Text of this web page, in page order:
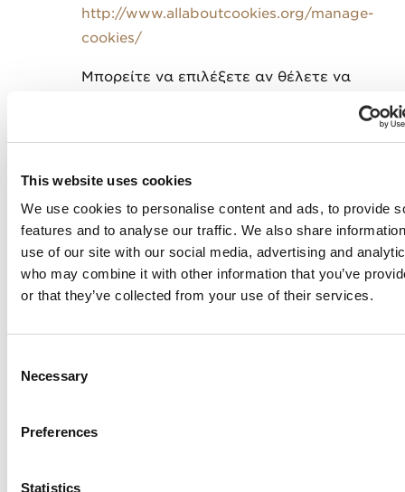
This website uses cookies
We use cookies to personalise content and ads, to provide
features and to analyse our traffic. We also share
use of our site with our social media, advertising and
who may combine it with other information that you’ve
or that they’ve collected from your use of their services.
Selection
Necessary
Preferences
Statistics
http://www.allaboutcookies.org/manage-
cookies/
Μπορείτε να επιλέξετε αν θέλετε να
προτιμήσεις παρακολούθησης
cookies» που βρίσκεται στο κάτω μέρος
της αρχικής μας σελίδας. Εάν, ωστόσο,
δεν αποδέχεστε τα cookies, ενδέχεται
να αντιμετωπίσετε κάποια δυσχέρεια
είμαστε σε θέση να αναγνωρίσουμε τον